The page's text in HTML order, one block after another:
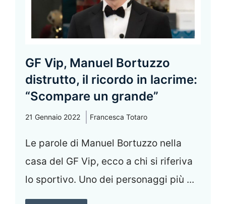
GF Vip, Manuel Bortuzzo
distrutto, il ricordo in lacrime:
“Scompare un grande”
21 Gennaio 2022 Francesca Totaro
Le parole di Manuel Bortuzzo nella
casa del GF Vip, ecco a chi si riferiva
lo sportivo. Uno dei personaggi più ...